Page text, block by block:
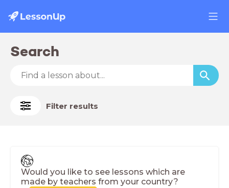
Search
Filter results
Would you like to see lessons which are
made by teachers from your country?